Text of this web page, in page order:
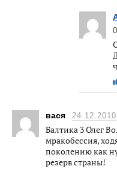
вася 24.12.2010
Балтика 3 Олег
мракобессия,
поколению как
резерв страны!